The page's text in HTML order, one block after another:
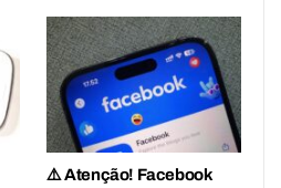
⚠️ Atenção! Facebook